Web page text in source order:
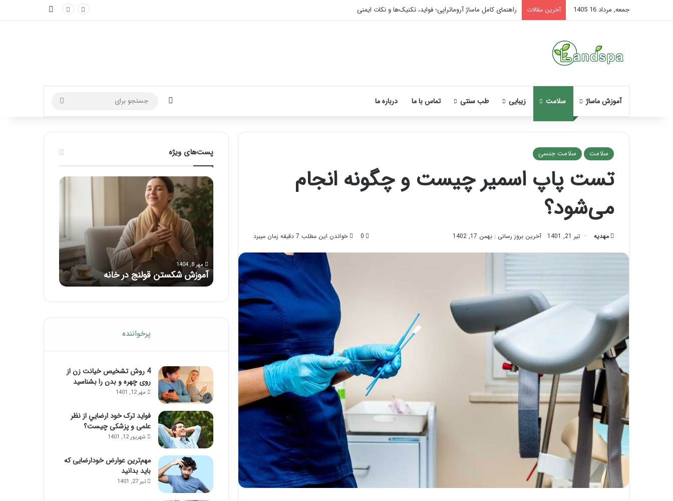
جمعه, مرداد 16 1405 آخرین مقالات راهنمای کامل ماساژ آروماتراپی؛ فواید، تکنیک‌ها و نکات ایمنی
آموزش ماساژ سلامت زیبایی طب سنتی تماس با ما درباره ما تغییر پوسته
برای
سلامت سلامت جنسی
تست پاپ اسمیر چیست و چگونه انجام
می‌شود؟
مهدیه تیر 21, 1401 آخرین بروز رسانی : بهمن 17, 1402 0 خواندن این مطلب 7 دقیقه زمان میبرد
پست‌های ویژه
نحوه
تزریق
بایدها
نبایدهای
آن!
تیر 28, 1404
نحوه ماساژ صورت بعد از تزریق چربی؛
بایدها و نبایدهای آن!
آموزش
شکستن
آموزش شکستن قولنج در خانه
ماساژ
برای
بهبود
تمرکز
ذهنی؛
با
این
حواس‌جمع
شوید!
مرداد 6, 1404
ماساژ برای بهبود تمرکز ذهنی؛ با این
ماساژ حواس‌جمع شوید!
راهنمای
بعد
از
پرخواننده
4 روش تشخیص خیانت زن از
روی چهره و بدن را بشناسید
مهر 12, 1401
فواید ترک خود ارضايي از نظر
علمی و پزشکی چیست؟
شهریور 12, 1401
مهم‌ترین عوارض خودارضایی که
باید بدانید
تیر 27, 1401